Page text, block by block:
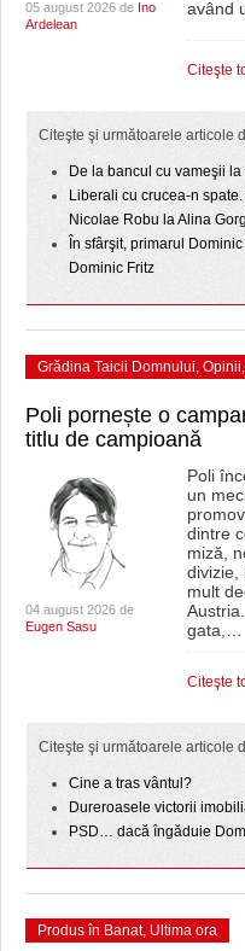
05 august 2026 de Ino
Ardelean
având
Citeşte
Citeşte şi următoarele articole
De la bancul cu vameşii
Liberali cu crucea-n
Nicolae Robu la Alina
În sfârşit, primarul
Dominic Fritz
Grădina Taicii Domnului, Opinii,
Poli pornește o
titlu de campioană
04 august 2026 de
Eugen Sasu
Poli
un
dintre
miză,
divizie,
mult
gata,
Citeşte
Citeşte şi următoarele articole
Cine a tras vântul?
Dureroasele victorii
PSD… dacă îngăduie
Produs în Banat, Ultima ora